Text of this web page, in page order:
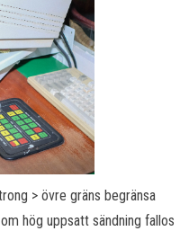
> övre gräns begränsa
hög uppsatt sändning fallos